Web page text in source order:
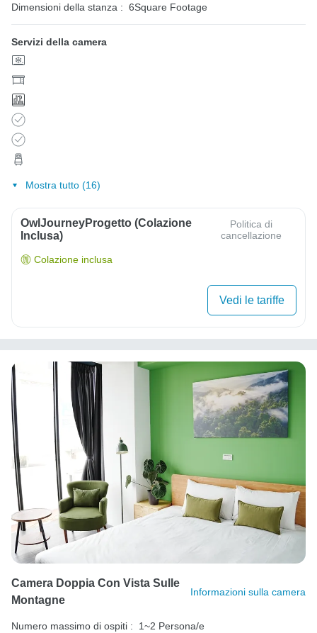
Dimensioni della stanza : 6Square Footage
Servizi della camera
Mostra tutto (16)
OwlJourneyProgetto (colazione
Inclusa)
Politica di
cancellazione
Colazione inclusa
Vedi le tariffe
Camera Doppia Con Vista Sulle
Montagne
Informazioni sulla camera
Numero massimo di ospiti :
1~2 Persona/e